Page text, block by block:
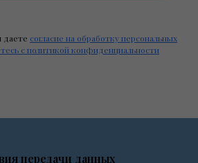
даете согласие на обработку персональных
c политикой конфиденциальности
передачи данных